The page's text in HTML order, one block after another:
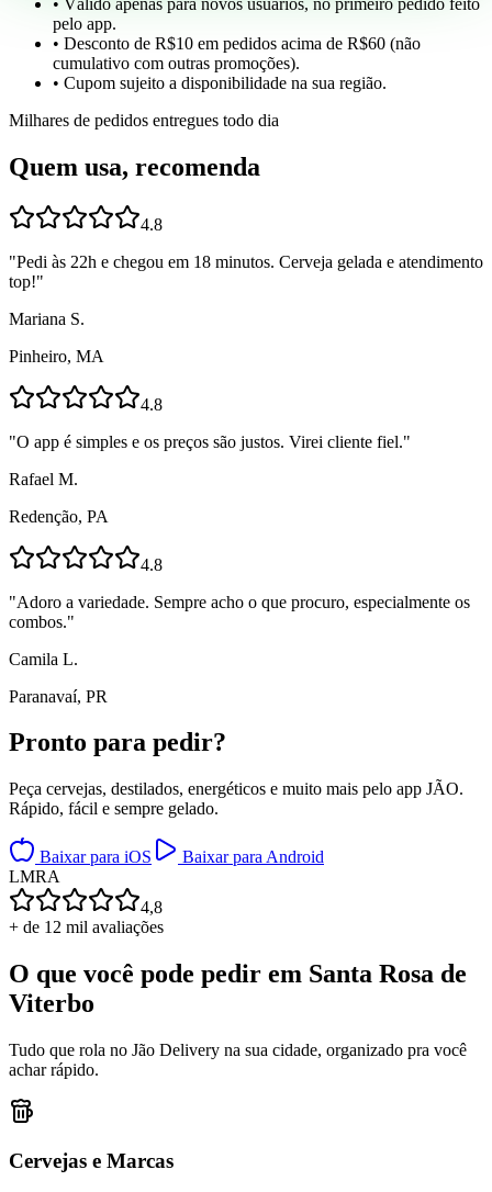
pelo app.
• Desconto de R$10 em pedidos acima de R$60 (não
cumulativo com outras promoções).
• Cupom sujeito a disponibilidade na sua região.
Milhares de pedidos entregues todo dia
Quem usa, recomenda
4.8
"Pedi às 22h e chegou em 18 minutos. Cerveja gelada e atendimento
top!"
Mariana S.
Pinheiro, MA
4.8
"O app é simples e os preços são justos. Virei cliente fiel."
Rafael M.
Redenção, PA
4.8
"Adoro a variedade. Sempre acho o que procuro, especialmente os
combos."
Camila L.
Paranavaí, PR
Pronto para pedir?
Peça cervejas, destilados, energéticos e muito mais pelo app JÃO.
Rápido, fácil e sempre gelado.
Baixar para iOS
Baixar para Android
LMRA
4,8
+ de 12 mil avaliações
O que você pode pedir em Santa Rosa de
Viterbo
Tudo que rola no Jão Delivery na sua cidade, organizado pra você
achar rápido.
Cervejas e Marcas